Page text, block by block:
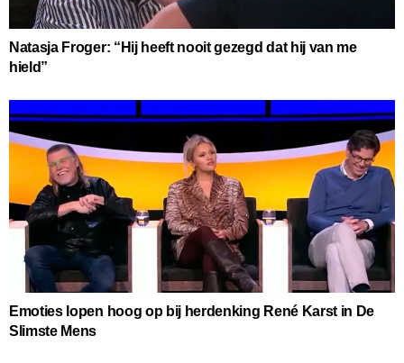
Natasja Froger: “Hij heeft nooit gezegd dat hij van me
hield”
Emoties lopen hoog op bij herdenking René Karst in De
Slimste Mens